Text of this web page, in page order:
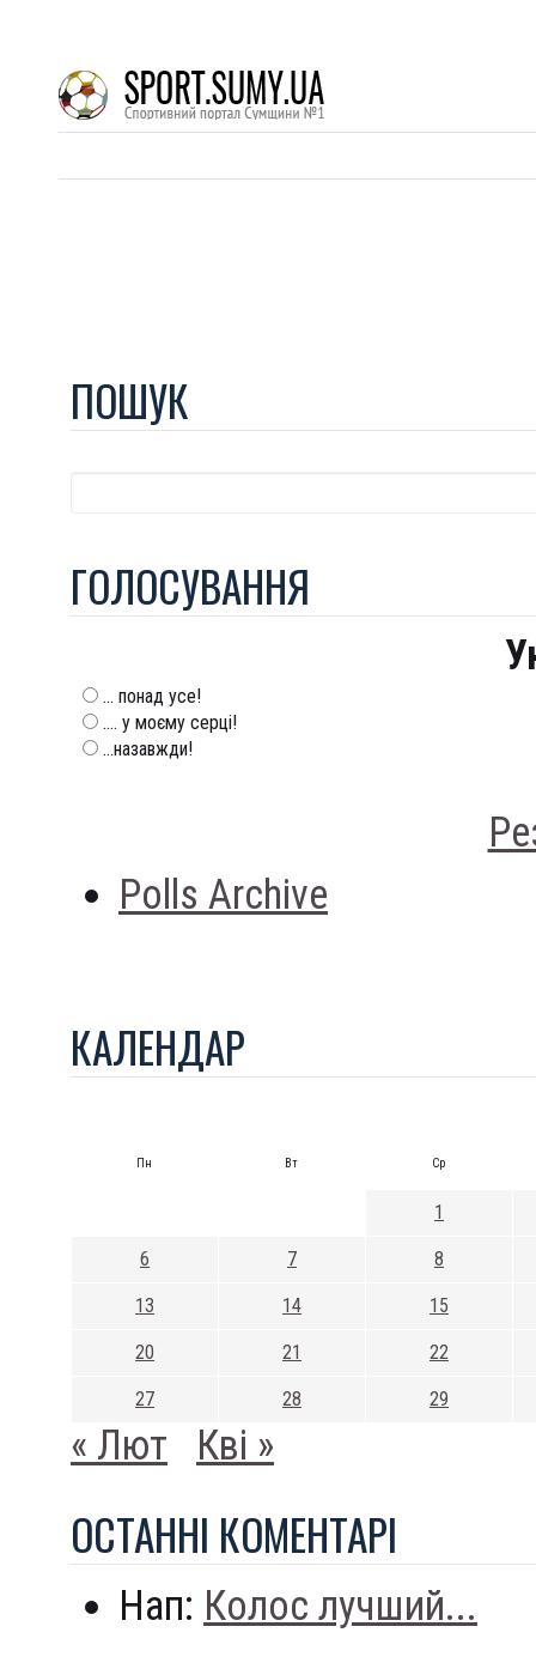
ПОШУК
ГОЛОСУВАННЯ
... понад усе!
.... у моєму серці!
...назавжди!
Polls Archive
КАЛЕНДАР
Пн Вт Ср
1
6 7 8
13 14 15
20 21 22
27 28 29
« Лют Кві »
ОСТАННI КОМЕНТАРI
Нап: Колос лучший...